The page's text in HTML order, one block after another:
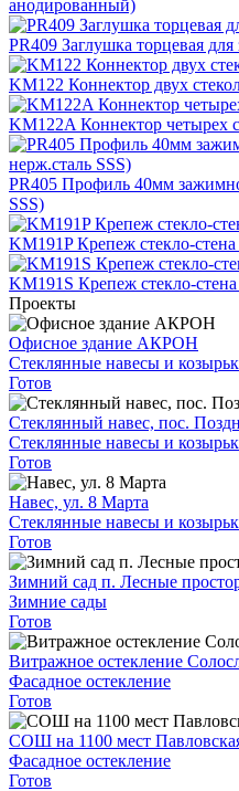
анодированный)
PR409 Заглушка торцевая
KM122 Коннектор двух
KM122A Коннектор четырех
PR405 Профиль 40мм
SSS)
KM191P Крепеж стекло-
KM191S Крепеж стекло-
Проекты
Офисное здание АКРОН
Стеклянные навесы и
Готов
Стеклянный навес, пос.
Стеклянные навесы и
Готов
Навес, ул. 8 Марта
Стеклянные навесы и
Готов
Зимний сад п. Лесные
Зимние сады
Готов
Витражное остекление
Фасадное остекление
Готов
СОШ на 1100 мест
Фасадное остекление
Готов